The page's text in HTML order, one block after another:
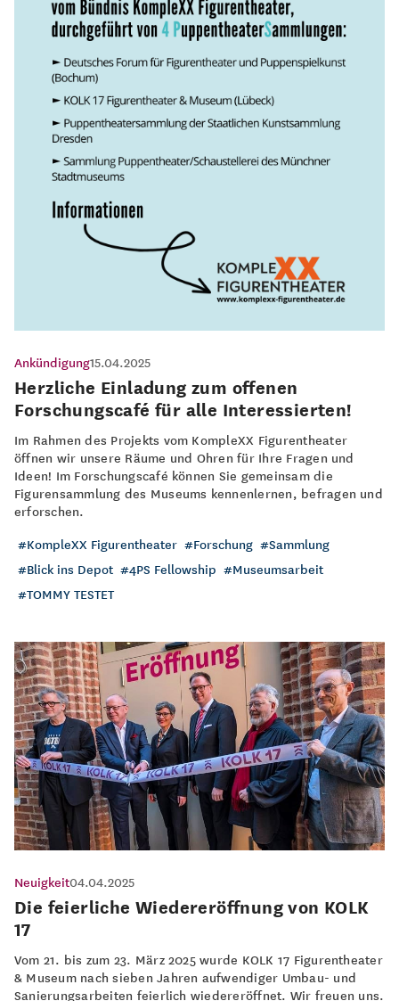
Ankündigung15.04.2025
Herzliche Einladung zum offenen
Forschungscafé für alle Interessierten!
Im Rahmen des Projekts vom KompleXX Figurentheater
öffnen wir unsere Räume und Ohren für Ihre Fragen und
Ideen! Im Forschungscafé können Sie gemeinsam die
Figurensammlung des Museums kennenlernen, befragen und
erforschen.
KompleXX Figurentheater
Forschung
Sammlung
Blick ins Depot
4PS Fellowship
Museumsarbeit
TOMMY TESTET
Neuigkeit04.04.2025
Die feierliche Wiedereröffnung von KOLK
17
Vom 21. bis zum 23. März 2025 wurde KOLK 17 Figurentheater
& Museum nach sieben Jahren aufwendiger Umbau- und
Sanierungsarbeiten feierlich wiedereröffnet. Wir freuen uns.